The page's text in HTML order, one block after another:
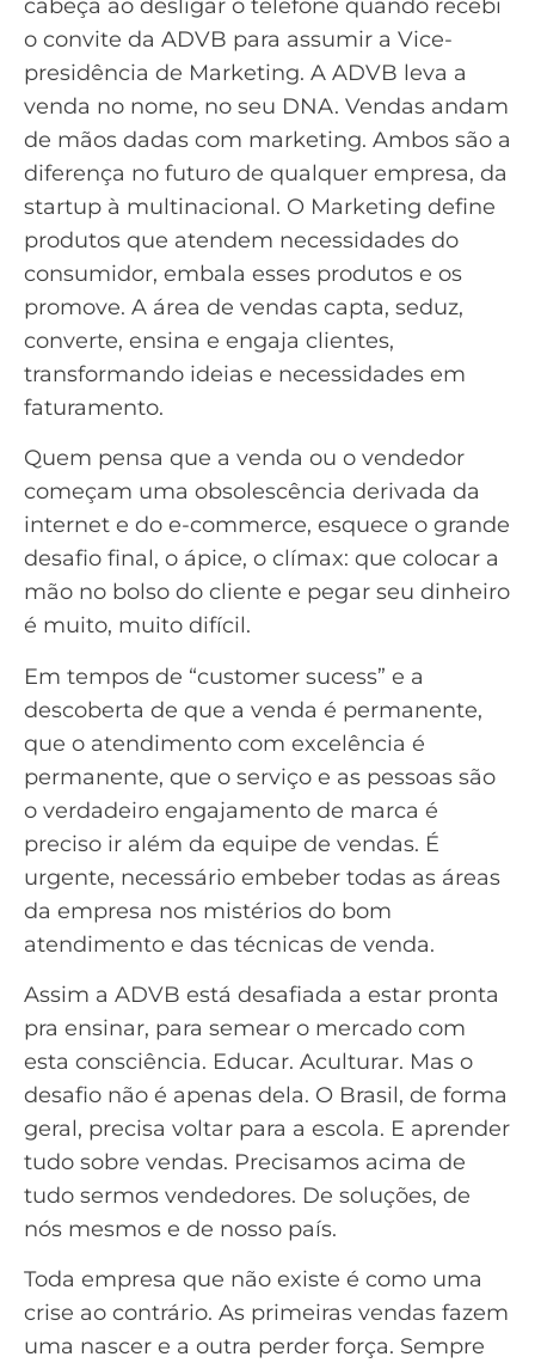
cabeça ao desligar o telefone quando recebi
o convite da ADVB para assumir a Vice-
presidência de Marketing. A ADVB leva a
venda no nome, no seu DNA. Vendas andam
de mãos dadas com marketing. Ambos são a
diferença no futuro de qualquer empresa, da
startup à multinacional. O Marketing define
produtos que atendem necessidades do
consumidor, embala esses produtos e os
promove. A área de vendas capta, seduz,
converte, ensina e engaja clientes,
transformando ideias e necessidades em
faturamento.
Quem pensa que a venda ou o vendedor
começam uma obsolescência derivada da
internet e do e-commerce, esquece o grande
desafio final, o ápice, o clímax: que colocar a
mão no bolso do cliente e pegar seu dinheiro
é muito, muito difícil.
Em tempos de “customer sucess” e a
descoberta de que a venda é permanente,
que o atendimento com excelência é
permanente, que o serviço e as pessoas são
o verdadeiro engajamento de marca é
preciso ir além da equipe de vendas. É
urgente, necessário embeber todas as áreas
da empresa nos mistérios do bom
atendimento e das técnicas de venda.
Assim a ADVB está desafiada a estar pronta
pra ensinar, para semear o mercado com
esta consciência. Educar. Aculturar. Mas o
desafio não é apenas dela. O Brasil, de forma
geral, precisa voltar para a escola. E aprender
tudo sobre vendas. Precisamos acima de
tudo sermos vendedores. De soluções, de
nós mesmos e de nosso país.
Toda empresa que não existe é como uma
crise ao contrário. As primeiras vendas fazem
uma nascer e a outra perder força. Sempre